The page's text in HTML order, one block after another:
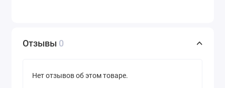
Отзывы 0
Нет отзывов об этом товаре.